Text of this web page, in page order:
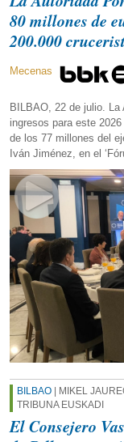
80 millones de
200.000
Mecenas
BILBAO, 22 de julio. La
ingresos para este
de los 77 millones del
Iván Jiménez, en el
BILBAO | MIKEL
TRIBUNA EUSKADI
El Consejero